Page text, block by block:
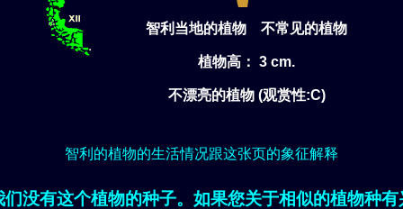
智利当地的植物 不常见的植物
植物高： 3 cm.
不漂亮的植物 (观赏性:C)
智利的植物的生活情况跟这张页的象征解释
们没有这个植物的种子。如果您关于相似的植物种有